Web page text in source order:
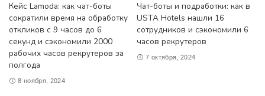
Кейс Lamoda: как чат-боты
сократили время на обработку
откликов с 9 часов до 6
секунд и сэкономили 2000
рабочих часов рекрутеров за
полгода
8 ноября, 2024
Чат-боты и подработки: как в
USTA Hotels нашли 16
сотрудников и сэкономили 6
часов рекрутеров
7 октября, 2024